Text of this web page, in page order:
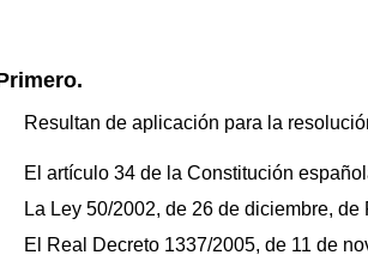
Resultan de aplicación para la
El artículo 34 de la Constitución
La Ley 50/2002, de 26 de diciembre, de
El Real Decreto 1337/2005, de 11 de